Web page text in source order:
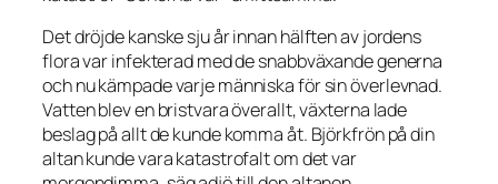
Det dröjde kanske sju år innan hälften av jordens
flora var infekterad med de snabbväxande generna
och nu kämpade varje människa för sin överlevnad.
Vatten blev en bristvara överallt, växterna lade
beslag på allt de kunde komma åt. Björkfrön på din
altan kunde vara katastrofalt om det var